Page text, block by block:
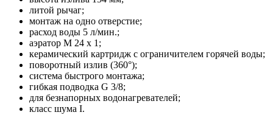
литой рычаг;
монтаж на одно отверстие;
расход воды 5 л/мин.;
аэратор M 24 x 1;
керамический картридж с ограничителем горячей воды;
поворотный излив (360°);
система быстрого монтажа;
гибкая подводка G 3/8;
для безнапорных водонагревателей;
класс шума I.